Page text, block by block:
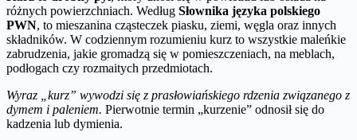
różnych powierzchniach. Według Słownika języka polskiego
PWN, to mieszanina cząsteczek piasku, ziemi, węgla oraz innych
składników. W codziennym rozumieniu kurz to wszystkie maleńkie
zabrudzenia, jakie gromadzą się w pomieszczeniach, na meblach,
podłogach czy rozmaitych przedmiotach.
Wyraz „kurz” wywodzi się z prasłowiańskiego rdzenia związanego z
dymem i paleniem. Pierwotnie termin „kurzenie” odnosił się do
kadzenia lub dymienia.